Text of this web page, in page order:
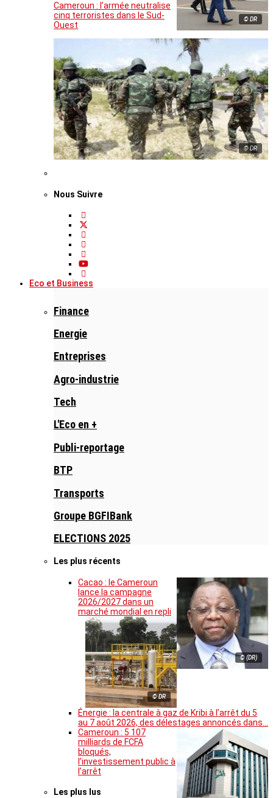
© DR
Cameroun : l’armée neutralise
cinq terroristes dans le Sud-
Ouest
© DR
Nous Suivre
Eco et Business
Finance
Energie
Entreprises
Agro-industrie
Tech
L'Eco en +
Publi-reportage
BTP
Transports
Groupe BGFIBank
ELECTIONS 2025
Les plus récents
© (DR)
Cacao : le Cameroun
lance la campagne
2026/2027 dans un
marché mondial en repli
© DR
Énergie : la centrale à gaz de Kribi à l’arrêt du 5
au 7 août 2026, des délestages annoncés dans…
Cameroun : 5 107
milliards de FCFA
bloqués,
l’investissement public à
l’arrêt
Les plus lus